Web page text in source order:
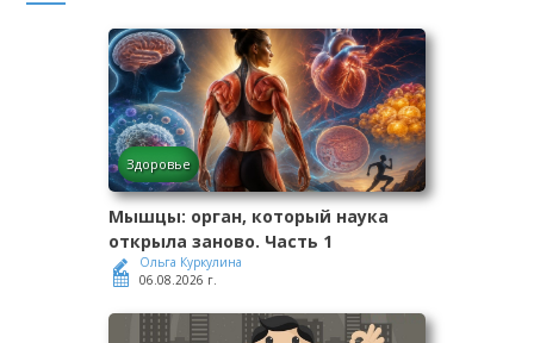
Здоровье
Мышцы: орган, который наука
открыла заново. Часть 1
Ольга Куркулина
06.08.2026 г.